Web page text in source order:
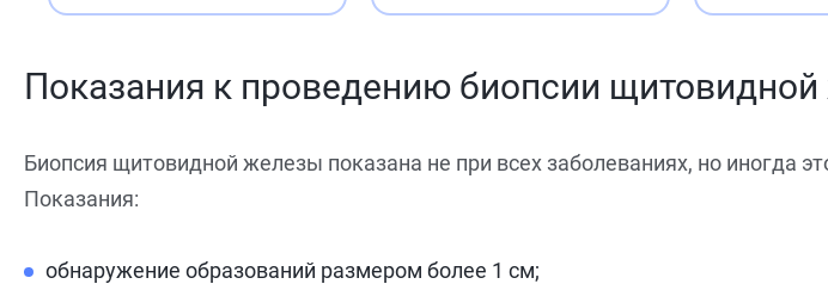
Показания к проведению биопсии
Биопсия щитовидной железы показана не при всех заболеваниях, но иногда
Показания:
обнаружение образований размером более 1 см;